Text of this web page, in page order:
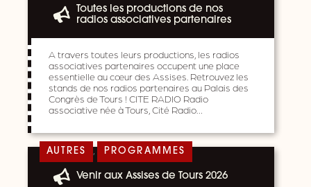
Toutes les productions de nos
radios associatives partenaires
A travers toutes leurs productions, les radios
associatives partenaires occupent une place
essentielle au cœur des Assises. Retrouvez les
stands de nos radios partenaires au Palais des
Congrès de Tours ! CITE RADIO Radio
associative née à Tours, Cité Radio…
AUTRES , PROGRAMMES
Venir aux Assises de Tours 2026